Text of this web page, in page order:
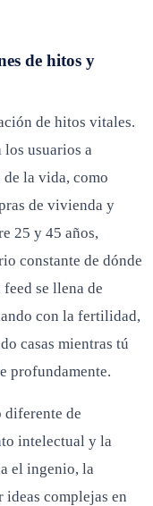
de hitos y
de hitos vitales.
usuarios a
la vida, como
de vivienda y
25 y 45 años,
constante de dónde
se llena de
con la fertilidad,
casas mientras tú
profundamente.
diferente de
intelectual y la
el ingenio, la
ideas complejas en